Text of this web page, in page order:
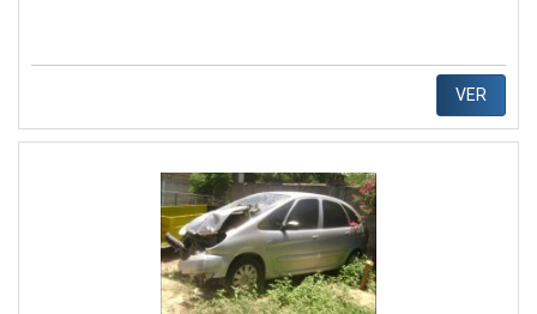
VER